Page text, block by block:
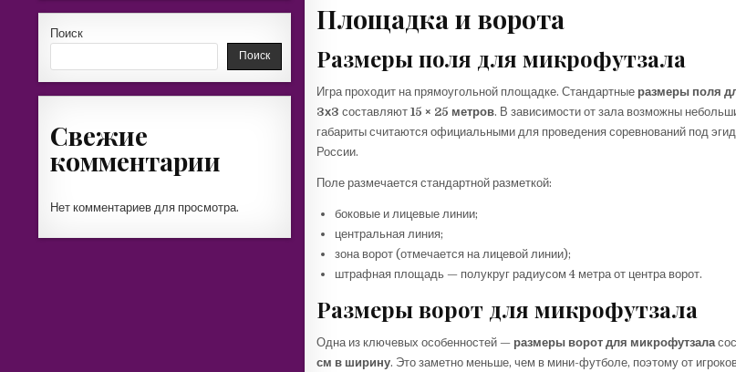
Площадка и ворота
Размеры поля для микрофутзала
Игра проходит на прямоугольной площадке. Стандартные размеры поля
3х3 составляют15 × 25 метров. В зависимости от зала возможны
габариты считаются официальными для проведения соревнований под
России.
Поле размечается стандартной разметкой:
боковые и лицевые линии;
центральная линия;
зона ворот (отмечается на лицевой линии);
штрафная площадь — полукруг радиусом 4 метра от центра ворот.
Размеры ворот для микрофутзала
Одна из ключевых особенностей — размеры ворот для микрофутзала
см в ширину. Это заметно меньше, чем в мини-футболе, поэтому от
Поиск
Поиск
Свежие
комментарии
Нет комментариев для просмотра.